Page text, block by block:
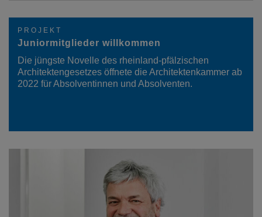
PROJEKT
Juniormitglieder willkommen
Die jüngste Novelle des rheinland-pfälzischen
Architektengesetzes öffnete die Architektenkammer ab
2022 für Absolventinnen und Absolventen.